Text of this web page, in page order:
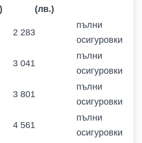
(лв.)
2 283
пълни
осигуровки
3 041
пълни
осигуровки
3 801
пълни
осигуровки
4 561
пълни
осигуровки